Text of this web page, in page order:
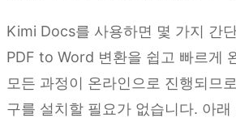
Kimi Docs를 사용하면 몇 가지 간
PDF to Word 변환을 쉽고 빠르게
모든 과정이 온라인으로 진행되므
구를 설치할 필요가 없습니다. 아래